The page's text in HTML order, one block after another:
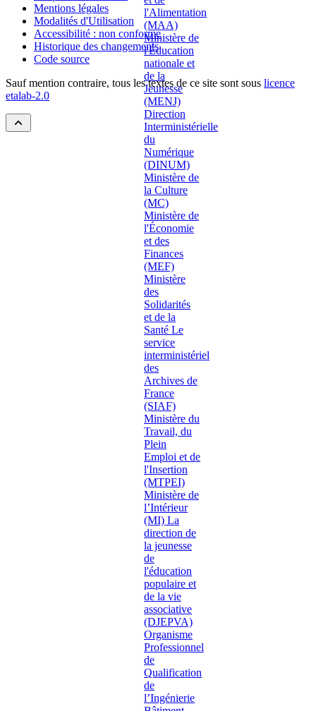
Mentions légales
Modalités d'Utilisation
Accessibilité : non conforme
Historique des changements
Code source
Sauf mention contraire, tous les textes de ce site sont sous licence
etalab-2.0